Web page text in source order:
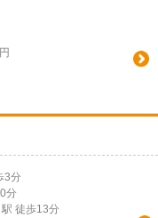
3分
分
駅 徒歩13分